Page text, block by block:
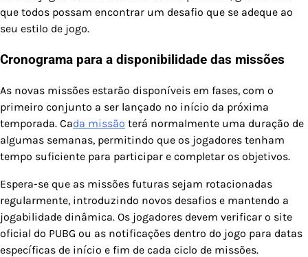
que todos possam encontrar um desafio que se adeque ao
seu estilo de jogo.
Cronograma para a disponibilidade das missões
As novas missões estarão disponíveis em fases, com o
primeiro conjunto a ser lançado no início da próxima
temporada. Cada missão terá normalmente uma duração de
algumas semanas, permitindo que os jogadores tenham
tempo suficiente para participar e completar os objetivos.
Espera-se que as missões futuras sejam rotacionadas
regularmente, introduzindo novos desafios e mantendo a
jogabilidade dinâmica. Os jogadores devem verificar o site
oficial do PUBG ou as notificações dentro do jogo para datas
específicas de início e fim de cada ciclo de missões.